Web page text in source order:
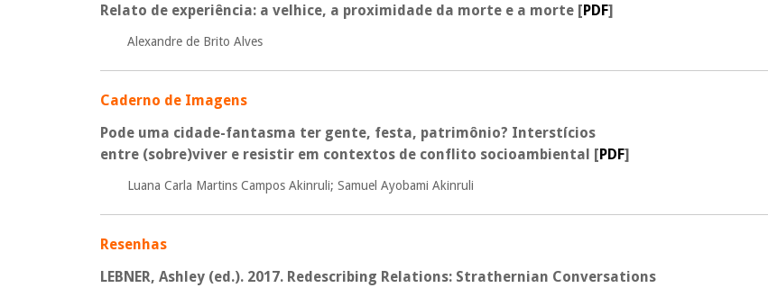
Relato de experiência: a velhice, a proximidade da morte e a morte [PDF]
Alexandre de Brito Alves
Caderno de Imagens
Pode uma cidade-fantasma ter gente, festa, patrimônio? Interstícios
entre (sobre)viver e resistir em contextos de conflito socioambiental [PDF]
Luana Carla Martins Campos Akinruli; Samuel Ayobami Akinruli
Resenhas
LEBNER, Ashley (ed.). 2017. Redescribing Relations: Strathernian Conversations